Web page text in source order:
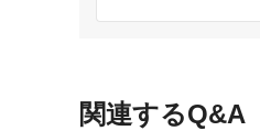
関連するQ&A